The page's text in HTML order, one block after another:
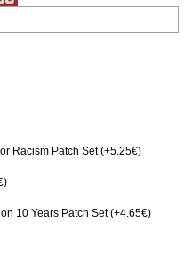
Racism Patch Set (+5.25€)
10 Years Patch Set (+4.65€)